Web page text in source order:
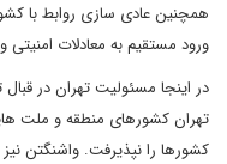
همچنین عادی سازی روابط با
ورود مستقیم به معادلات
در اینجا مسئولیت تهران در
تهران کشورهای منطقه و ملت
کشورها را نپذیرفت. واشنگتن